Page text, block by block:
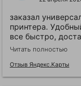
заказал
принтера.
все быстро,
подошли как
Читать полностью
Отзыв Яндекс.Карты